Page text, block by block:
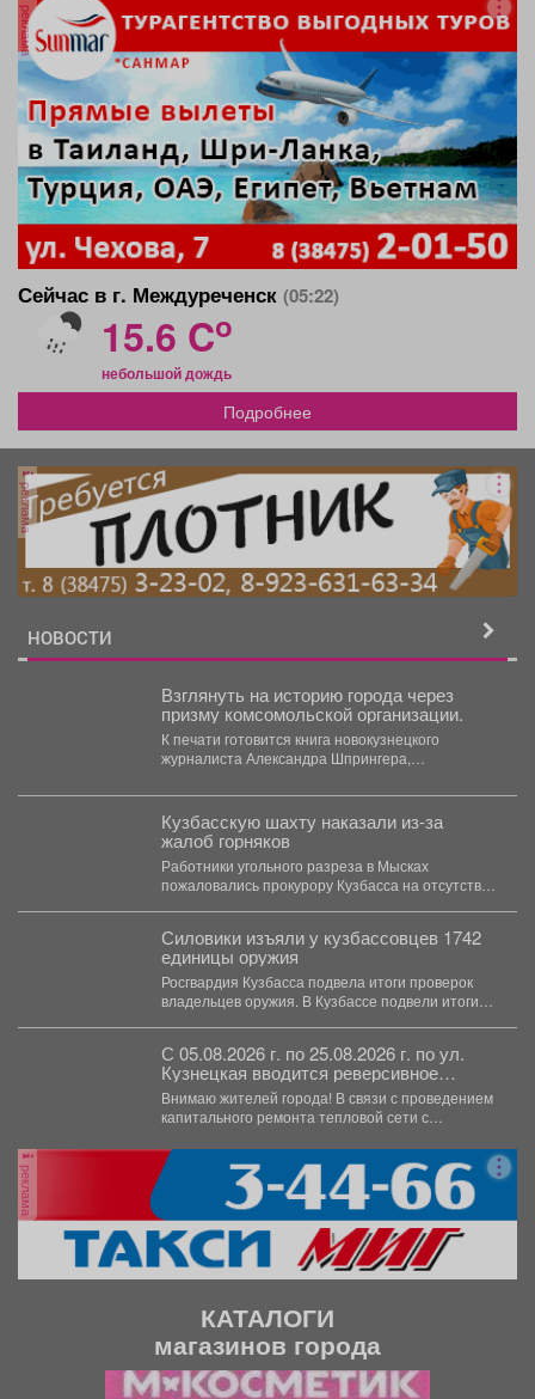
реклама
Сейчас в г. Междуреченск (05:22)
15.6 Co
небольшой дождь
Подробнее
реклама
НОВОСТИ
Взглянуть на историю города через
призму комсомольской организации.
К печати готовится книга новокузнецкого
журналиста Александра Шпрингера,
молодёжи. Издание рассказывает не...
Кузбасскую шахту наказали из-за
жалоб горняков
Работники угольного разреза в Мысках
пожаловались прокурору Кузбасса на отсутствие
Силовики изъяли у кузбассовцев 1742
единицы оружия
Росгвардия Кузбасса подвела итоги проверок
владельцев оружия. В Кузбассе подвели итоги
С 05.08.2026 г. по 25.08.2026 г. по ул.
Кузнецкая вводится реверсивное
движения для автотранспорта
Внимаю жителей города! В связи с проведением
капитального ремонта тепловой сети с
реклама
КАТАЛОГИ
магазинов города